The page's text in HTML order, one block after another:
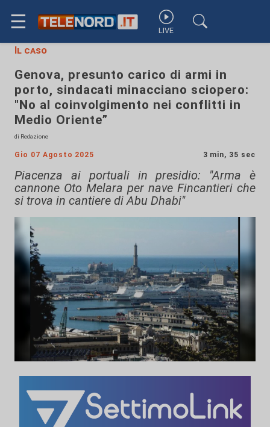
☰ LIVE
Il caso
Genova, presunto carico di armi in
porto, sindacati minacciano sciopero:
"No al coinvolgimento nei conflitti in
Medio Oriente”
di Redazione
Gio 07 Agosto 2025 3 min, 35 sec
Piacenza ai portuali in presidio: "Arma è
cannone Oto Melara per nave Fincantieri che
si trova in cantiere di Abu Dhabi"